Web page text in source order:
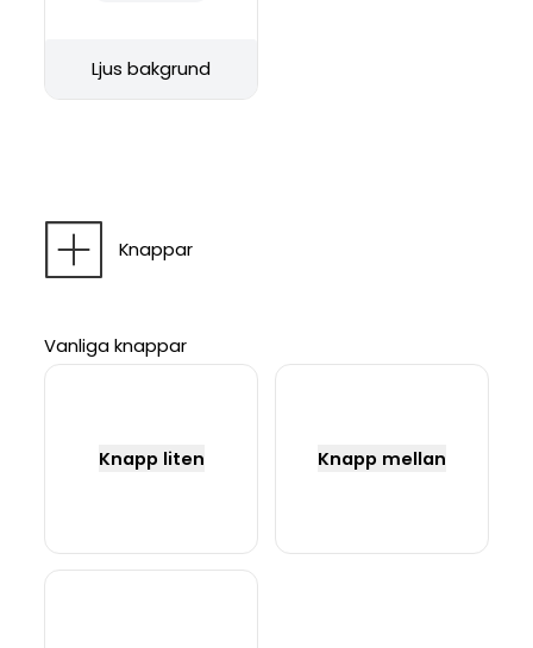
Ljus bakgrund
Knappar
Vanliga knappar
Knapp liten Knapp mellan